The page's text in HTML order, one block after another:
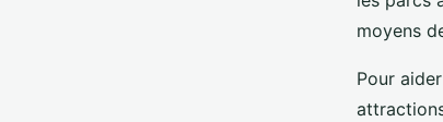
moyens
Pour